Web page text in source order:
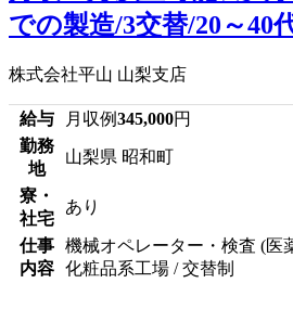
での製造/3交替/20～40
株式会社平山 山梨支店
給与 月収例345,000円
勤務
地
山梨県 昭和町
寮・
社宅
あり
仕事
内容
機械オペレーター・検査 (医
化粧品系工場 / 交替制